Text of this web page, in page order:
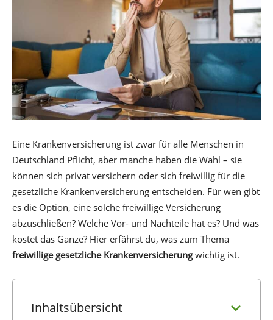
Eine Krankenversicherung ist zwar für alle Menschen in
Deutschland Pflicht, aber manche haben die Wahl – sie
können sich privat versichern oder sich freiwillig für die
gesetzliche Krankenversicherung entscheiden. Für wen gibt
es die Option, eine solche freiwillige Versicherung
abzuschließen? Welche Vor- und Nachteile hat es? Und was
kostet das Ganze? Hier erfährst du, was zum Thema
freiwillige gesetzliche Krankenversicherungwichtig ist.
Inhaltsübersicht